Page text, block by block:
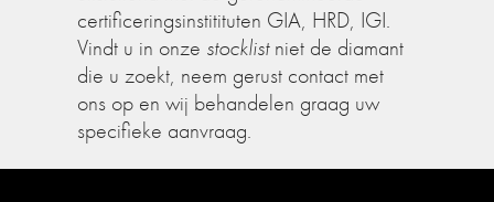
certificeringsinstitituten GIA, HRD, IGI.
Vindt u in onze stocklistniet de diamant
die u zoekt, neem gerust contact met
ons op en wij behandelen graag uw
specifieke aanvraag.